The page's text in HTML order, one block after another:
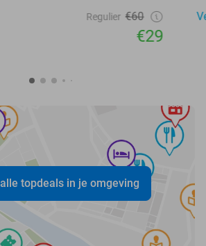
Regulier €60
€29
topdeals in je omgeving